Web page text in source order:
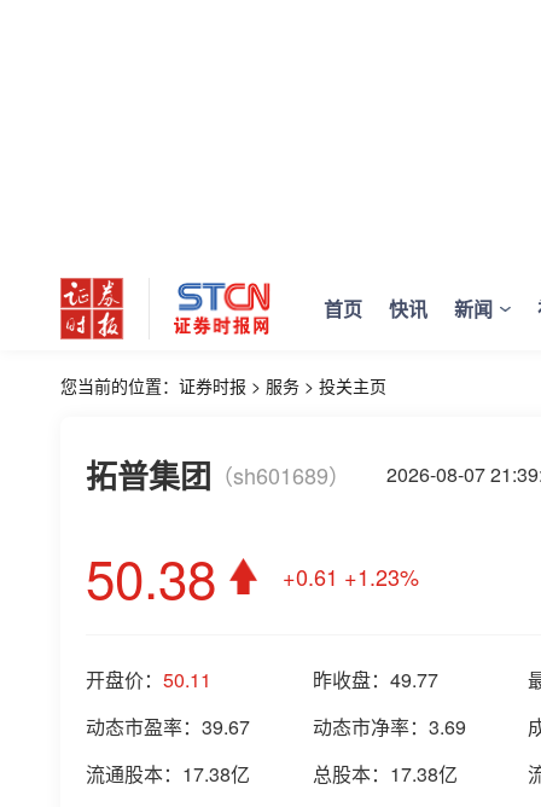
首页 快讯 新闻
您当前的位置： 证券时报 > 服务 > 投关主页
拓普集团 （sh601689） 2026-08-07
50.38 +0.61 +1.23%
开盘价： 50.11 昨收盘： 49.77
动态市盈率： 39.67 动态市净率： 3.69
流通股本： 17.38亿 总股本： 17.38亿